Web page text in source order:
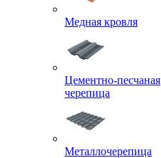
Медная кровля
Цементно-песчаная
черепица
Металлочерепица